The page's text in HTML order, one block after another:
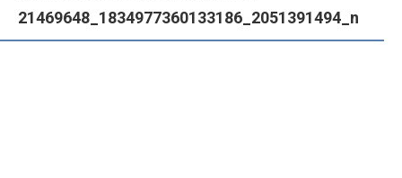
21469648_1834977360133186_2051391494_n